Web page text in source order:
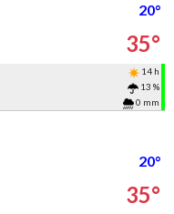
20°
35°
14 h
13 %
0 mm
20°
35°